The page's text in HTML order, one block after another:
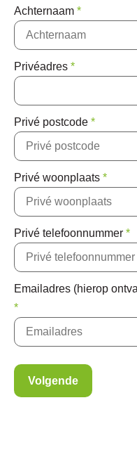
Achternaam *
Privéadres *
Privé postcode *
Privé woonplaats *
Privé telefoonnummer *
Emailadres (hierop
*
Volgende